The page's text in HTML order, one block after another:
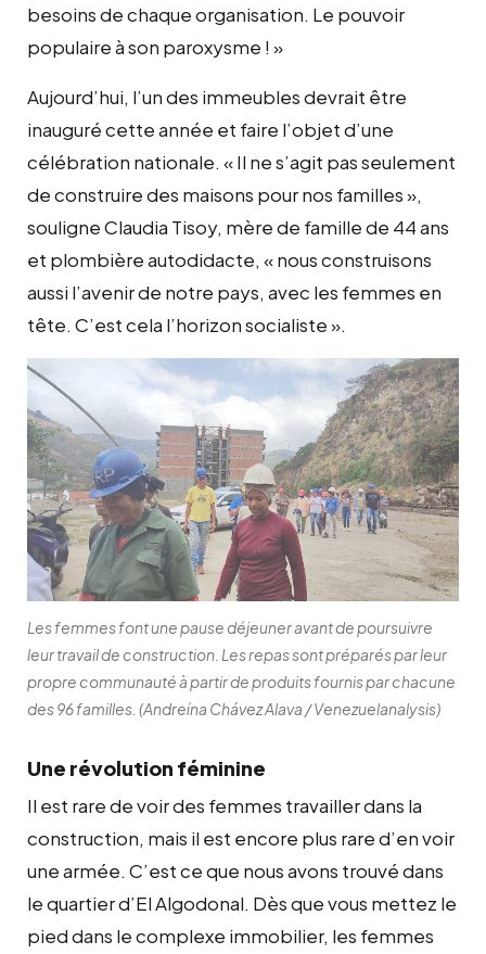
besoins de chaque organisation. Le pouvoir
populaire à son paroxysme ! »
Aujourd’hui, l’un des immeubles devrait être
inauguré cette année et faire l’objet d’une
célébration nationale. « Il ne s’agit pas seulement
de construire des maisons pour nos familles »,
souligne Claudia Tisoy, mère de famille de 44 ans
et plombière autodidacte, « nous construisons
aussi l’avenir de notre pays, avec les femmes en
tête. C’est cela l’horizon socialiste ».
Les femmes font une pause déjeuner avant de poursuivre
leur travail de construction. Les repas sont préparés par leur
propre communauté à partir de produits fournis par chacune
des 96 familles. (Andreína Chávez Alava / Venezuelanalysis)
Une révolution féminine
Il est rare de voir des femmes travailler dans la
construction, mais il est encore plus rare d’en voir
une armée. C’est ce que nous avons trouvé dans
le quartier d’El Algodonal. Dès que vous mettez le
pied dans le complexe immobilier, les femmes